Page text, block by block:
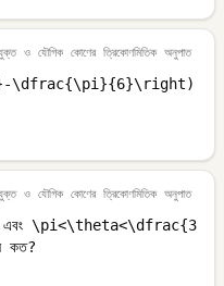
ও যৌগিক কোণের ত্রিকোণমিতিক অনুপাত
\dfrac{\pi}{6}\right)
ও যৌগিক কোণের ত্রিকোণমিতিক অনুপাত
\pi<\theta<\dfrac{3
কত?